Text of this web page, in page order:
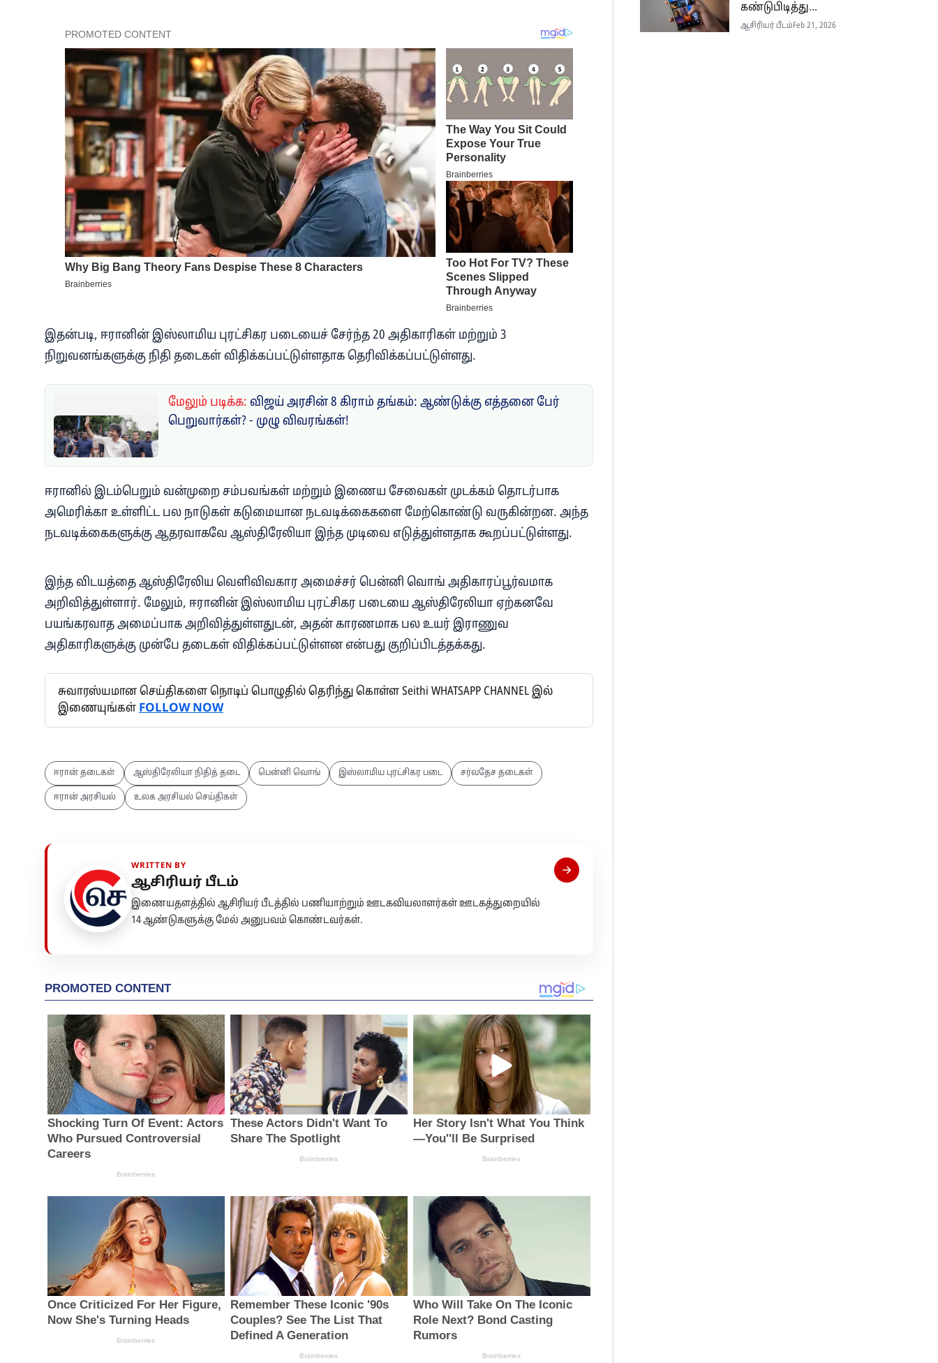
இதன்படி, ஈரானின் இஸ்லாமிய புரட்சிகர படையைச் சேர்ந்த 20 அதிகாரிகள் மற்றும் 3
நிறுவனங்களுக்கு நிதி தடைகள் விதிக்கப்பட்டுள்ளதாக தெரிவிக்கப்பட்டுள்ளது.
மேலும் படிக்க: விஜய் அரசின் 8 கிராம் தங்கம்: ஆண்டுக்கு எத்தனை பேர்
பெறுவார்கள்? - முழு விவரங்கள்!
ஈரானில் இடம்பெறும் வன்முறை சம்பவங்கள் மற்றும் இணைய சேவைகள் முடக்கம் தொடர்பாக
அமெரிக்கா உள்ளிட்ட பல நாடுகள் கடுமையான நடவடிக்கைகளை மேற்கொண்டு வருகின்றன. அந்த
நடவடிக்கைகளுக்கு ஆதரவாகவே ஆஸ்திரேலியா இந்த முடிவை எடுத்துள்ளதாக கூறப்பட்டுள்ளது.
இந்த விடயத்தை ஆஸ்திரேலிய வெளிவிவகார அமைச்சர் பென்னி வொங் அதிகாரப்பூர்வமாக
அறிவித்துள்ளார். மேலும், ஈரானின் இஸ்லாமிய புரட்சிகர படையை ஆஸ்திரேலியா ஏற்கனவே
பயங்கரவாத அமைப்பாக அறிவித்துள்ளதுடன், அதன் காரணமாக பல உயர் இராணுவ
அதிகாரிகளுக்கு முன்பே தடைகள் விதிக்கப்பட்டுள்ளன என்பது குறிப்பிடத்தக்கது.
சுவாரஸ்யமான செய்திகளை நொடிப் பொழுதில் தெரிந்து கொள்ள Seithi WHATSAPP CHANNEL இல்
இணையுங்கள் FOLLOW NOW
ஈரான் தடைகள் ஆஸ்திரேலியா நிதித் தடை பென்னி வொங் இஸ்லாமிய புரட்சிகர படை சர்வதேச தடைகள்
ஈரான் அரசியல் உலக அரசியல் செய்திகள்
WRITTEN BY
ஆசிரியர் பீடம்
இணையதளத்தில் ஆசிரியர் பீடத்தில் பணியாற்றும் ஊடகவியலாளர்கள் ஊடகத்துறையில்
14 ஆண்டுகளுக்கு மேல் அனுபவம் கொண்டவர்கள்.
கண்டுபிடித்து...
ஆசிரியர் பீடம்Feb 21, 2026